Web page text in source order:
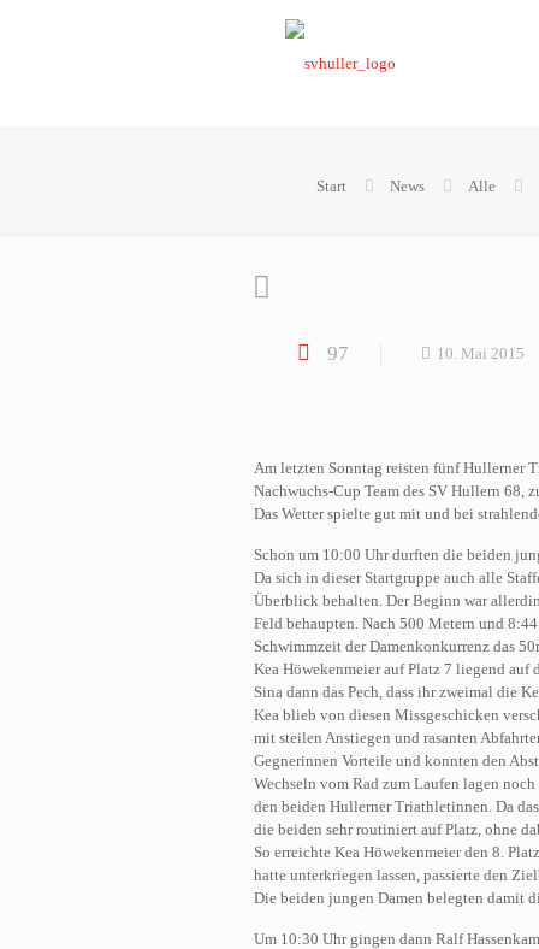
Start News Alle
97 10. Mai 2015
Am letzten Sonntag reisten fünf Hullerner
Nachwuchs-Cup Team des SV Hullern 68,
Das Wetter spielte gut mit und bei
Schon um 10:00 Uhr durften die beiden
Da sich in dieser Startgruppe auch alle
Überblick behalten. Der Beginn war
Feld behaupten. Nach 500 Metern und
Schwimmzeit der Damenkonkurrenz das
Kea Höwekenmeier auf Platz 7 liegend auf
Sina dann das Pech, dass ihr zweimal die
Kea blieb von diesen Missgeschicken
mit steilen Anstiegen und rasanten
Gegnerinnen Vorteile und konnten den
Wechseln vom Rad zum Laufen lagen
den beiden Hullerner Triathletinnen. Da
die beiden sehr routiniert auf Platz, ohne
So erreichte Kea Höwekenmeier den 8.
hatte unterkriegen lassen, passierte den
Die beiden jungen Damen belegten damit
Um 10:30 Uhr gingen dann Ralf